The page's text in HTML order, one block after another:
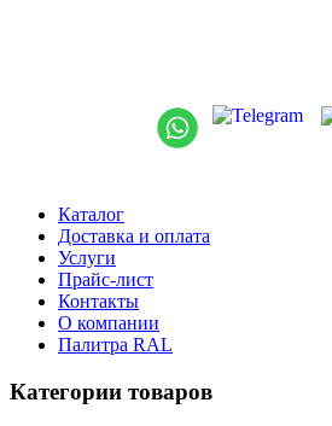
Каталог
Доставка и оплата
Услуги
Прайс-лист
Контакты
О компании
Палитра RAL
Категории товаров